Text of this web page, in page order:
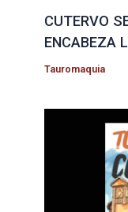
CUTERVO
ENCABEZA
Tauromaquia